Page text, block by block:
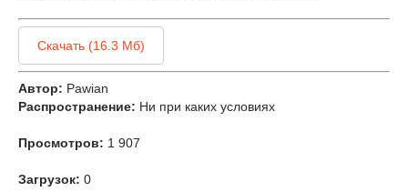
Скачать (16.3 Мб)
Автор: Pawian
Распространение: Ни при каких условиях
Просмотров: 1 907
Загрузок: 0